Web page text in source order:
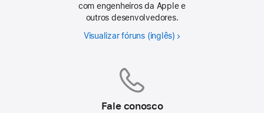
com engenheiros da Apple e
outros desenvolvedores.
Visualizar fóruns
Fale conosco